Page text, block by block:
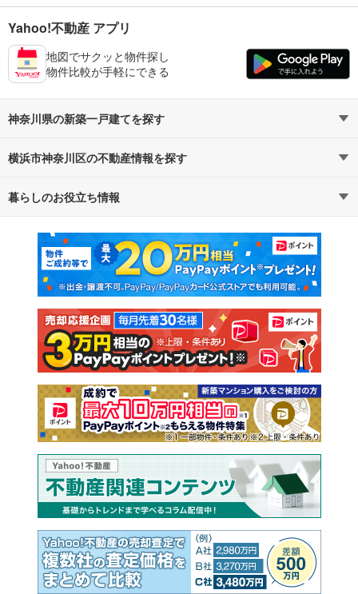
Yahoo!不動産 アプリ
地図でサクッと物件探し
物件比較が手軽にできる
神奈川県の新築一戸建てを探す
路線・駅から探す
通勤・通学時間から探す
横浜市神奈川区の不動産情報を探す
不動産・住宅
新築マンション 中古マンション
新築一戸建て 中古一戸建て
注文住宅 土地
売却査定
暮らしのお役立ち情報
マンションカタログ 教えて！住まいの先生